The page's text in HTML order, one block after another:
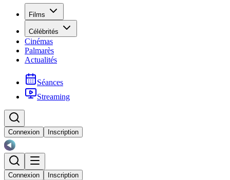
Films
Célébrités
Cinémas
Palmarès
Actualités
Séances
Streaming
Connexion Inscription
Connexion Inscription